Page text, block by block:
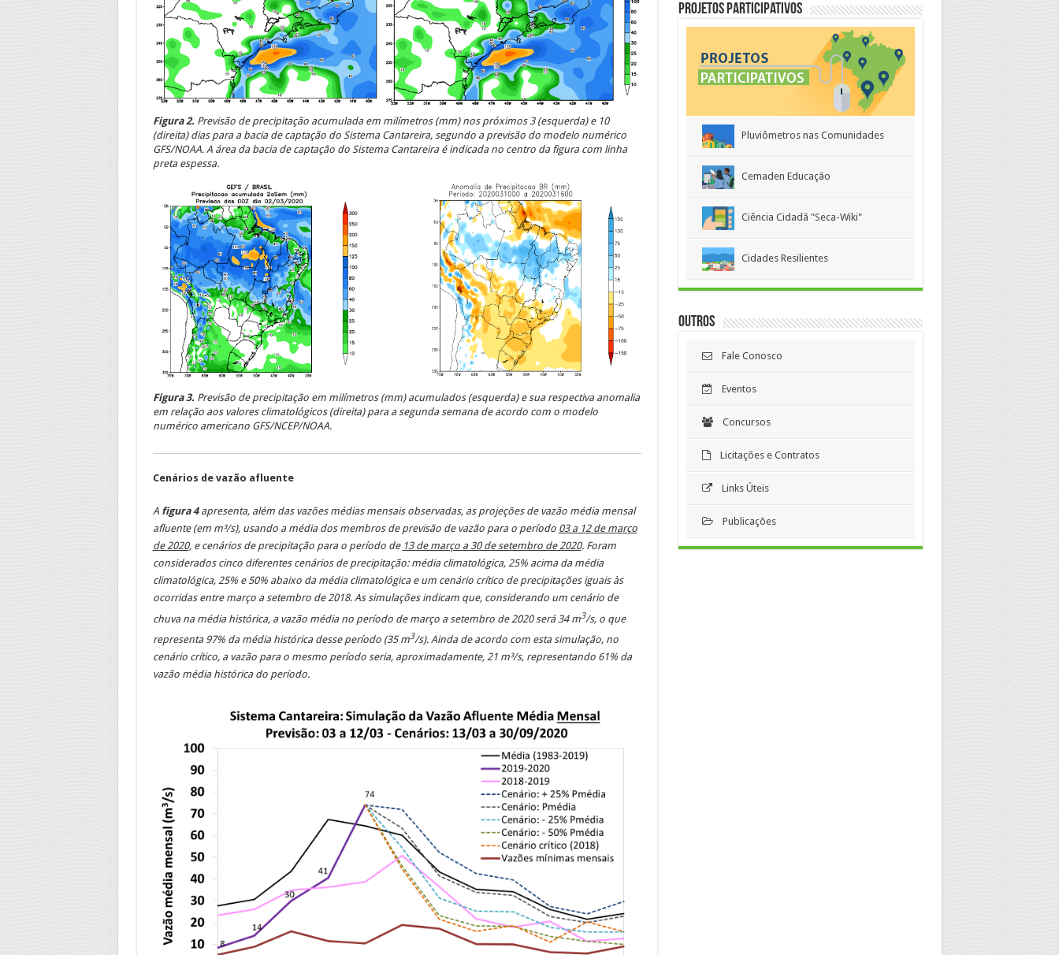
Figura 2.Previsão de precipitação acumulada em milímetros (mm) nos próximos 3 (esquerda) e 10
(direita) dias para a bacia de captação do Sistema Cantareira, segundo a previsão do modelo numérico
GFS/NOAA. A área da bacia de captação do Sistema Cantareira é indicada no centro da figura com linha
preta espessa.
Figura 3.Previsão de precipitação em milímetros (mm) acumulados (esquerda) e sua respectiva anomalia
em relação aos valores climatológicos (direita) para a segunda semana de acordo com o modelo
numérico americano GFS/NCEP/NOAA.
Cenários de vazão afluente
Afigura 4apresenta, além das vazões médias mensais observadas, as projeções de vazão média mensal
afluente (em m³/s), usando a média dos membros de previsão de vazão para o período 03 a 12 de março
de 2020, e cenários de precipitação para o período de 13 de março a 30 de setembro de 2020. Foram
considerados cinco diferentes cenários de precipitação: média climatológica, 25% acima da média
climatológica, 25% e 50% abaixo da média climatológica e um cenário crítico de precipitações iguais às
ocorridas entre março a setembro de 2018. As simulações indicam que, considerando um cenário de
chuva na média histórica, a vazão média no período de março a setembro de 2020 será 34 m3/s, o que
representa 97% da média histórica desse período (35 m3/s). Ainda de acordo com esta simulação, no
cenário crítico, a vazão para o mesmo período seria, aproximadamente, 21 m³/s, representando 61% da
vazão média histórica do período.
Projetos Participativos
Pluviômetros nas Comunidades
Cemaden Educação
Ciência Cidadã "Seca-Wiki"
Cidades Resilientes
Outros
Fale Conosco
Eventos
Concursos
Licitações e Contratos
Links Úteis
Publicações